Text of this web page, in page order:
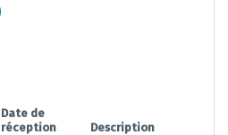
Date de
réception
Description